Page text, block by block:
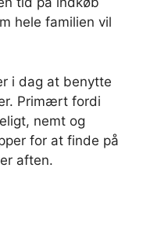
hele familien vil
i dag at benytte
Primært fordi
nemt og
for at finde på
aften.